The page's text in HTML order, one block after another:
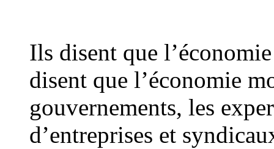
Ils disent que
disent que l’économie
gouvernements, les
d’entreprises et